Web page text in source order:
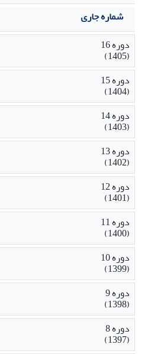
هم‌زمان‌سازی چندحالته بر پایه
خطای آن یک روش ماسک‌گذاری
مربوط به بیماران پیشنهاد شده است.
شماره جاری
دوره 16
(1405)
دوره 15
(1404)
دوره 14
(1403)
دوره 13
(1402)
دوره 12
(1401)
دوره 11
(1400)
دوره 10
(1399)
دوره 9
(1398)
دوره 8
(1397)